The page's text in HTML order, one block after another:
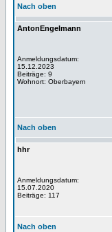
Nach oben
AntonEngelmann
Anmeldungsdatum:
15.12.2023
Beiträge: 9
Wohnort: Oberbayern
Nach oben
hhr
Anmeldungsdatum:
15.07.2020
Beiträge: 117
Nach oben